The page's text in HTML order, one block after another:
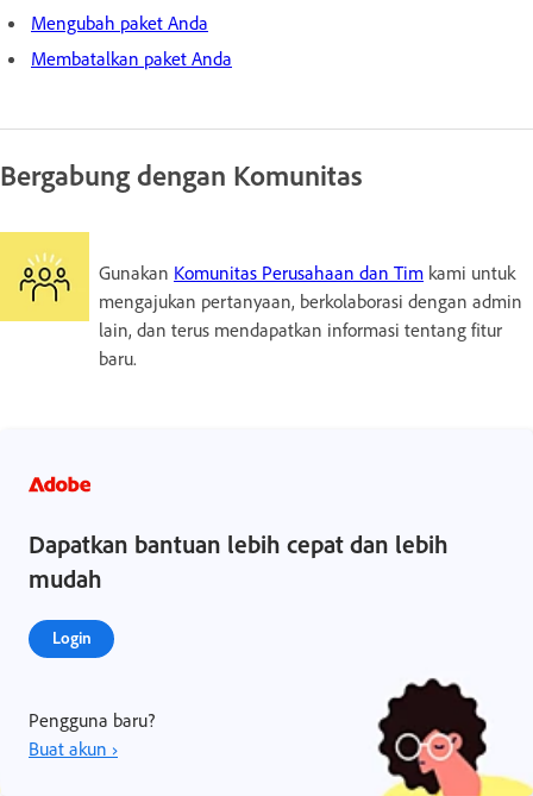
Mengubah paket Anda
Membatalkan paket Anda
Bergabung dengan Komunitas
Gunakan Komunitas Perusahaan dan Tim kami untuk
mengajukan pertanyaan, berkolaborasi dengan admin
lain, dan terus mendapatkan informasi tentang fitur
baru.
Dapatkan bantuan lebih cepat dan lebih
mudah
Login
Pengguna baru?
Buat akun ›